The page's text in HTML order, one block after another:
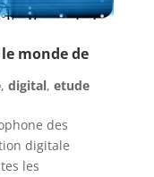
monde de
, digital, etude
des
digitale
les